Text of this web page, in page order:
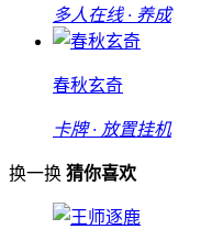
多人在线 · 养成
春秋玄奇
卡牌 · 放置挂机
换一换 猜你喜欢